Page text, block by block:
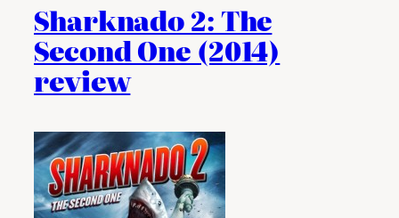
Sharknado 2: The
Second One (2014)
review